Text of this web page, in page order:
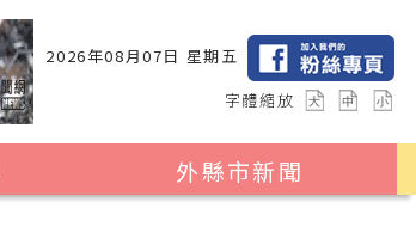
2026年08月07日 星期五
字體縮放
外縣市新聞